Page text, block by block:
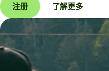
注册 了解更多